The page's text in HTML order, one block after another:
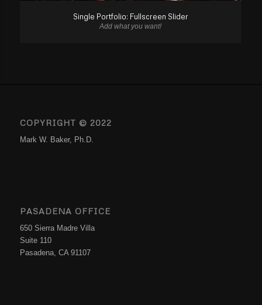
Single Portfolio: Fullscreen Slider
Add what you want!
COPYRIGHT © 2022
Mark W. Baker, Ph.D.
PASADENA OFFICE
650 Sierra Madre Villa
Suite 110
Pasadena, CA 91107